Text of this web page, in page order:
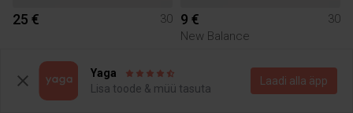
25 € 30 9 €
30
New Balance
Yaga
Lisa toode & müü tasuta
Laadi alla äpp